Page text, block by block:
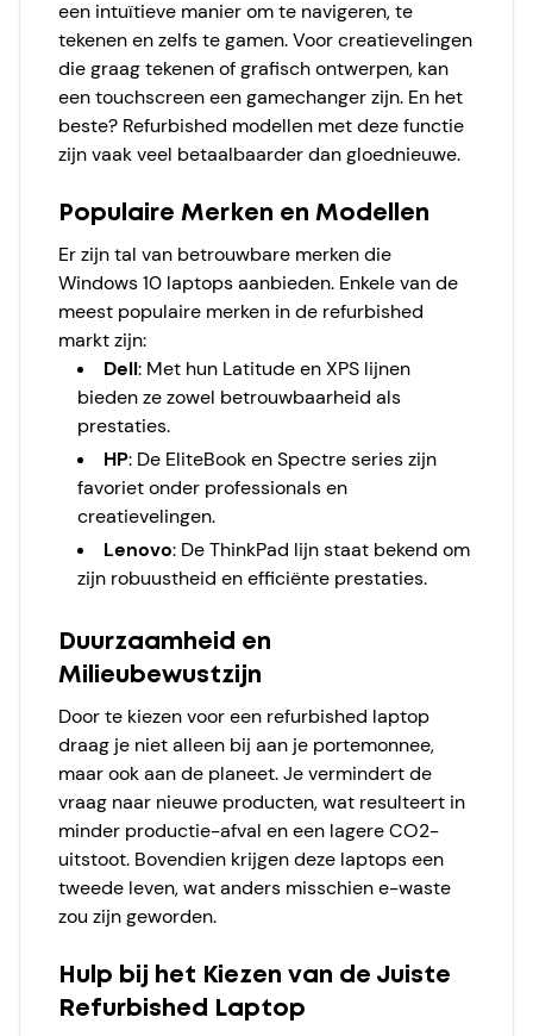
een intuïtieve manier om te navigeren, te
tekenen en zelfs te gamen. Voor creatievelingen
die graag tekenen of grafisch ontwerpen, kan
een touchscreen een gamechanger zijn. En het
beste? Refurbished modellen met deze functie
zijn vaak veel betaalbaarder dan gloednieuwe.
Populaire Merken en Modellen
Er zijn tal van betrouwbare merken die
Windows 10 laptops aanbieden. Enkele van de
meest populaire merken in de refurbished
markt zijn:
Dell: Met hun Latitude en XPS lijnen
bieden ze zowel betrouwbaarheid als
prestaties.
HP: De EliteBook en Spectre series zijn
favoriet onder professionals en
creatievelingen.
Lenovo: De ThinkPad lijn staat bekend om
zijn robuustheid en efficiënte prestaties.
Duurzaamheid en
Milieubewustzijn
Door te kiezen voor een refurbished laptop
draag je niet alleen bij aan je portemonnee,
maar ook aan de planeet. Je vermindert de
vraag naar nieuwe producten, wat resulteert in
minder productie-afval en een lagere CO2-
uitstoot. Bovendien krijgen deze laptops een
tweede leven, wat anders misschien e-waste
zou zijn geworden.
Hulp bij het Kiezen van de Juiste
Refurbished Laptop